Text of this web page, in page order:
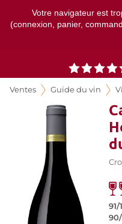
Votre navigateur est
(connexion, panier,
Ventes Guide du vin
91/